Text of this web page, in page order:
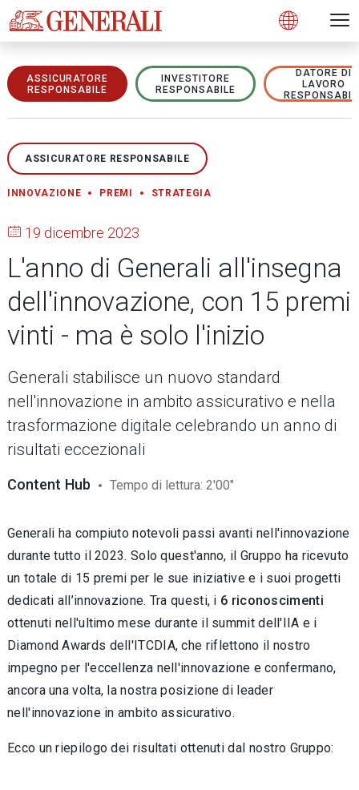
Open
ASSICURATORE
RESPONSABILE
INVESTITORE
RESPONSABILE
DATORE DI
LAVORO
ASSICURATORE RESPONSABILE
INNOVAZIONE PREMI STRATEGIA
19 dicembre 2023
L'anno di Generali all'insegna
dell'innovazione, con 15 premi
vinti - ma è solo l'inizio
Generali stabilisce un nuovo standard
nell'innovazione in ambito assicurativo e nella
trasformazione digitale celebrando un anno di
risultati eccezionali
Content Hub Tempo di lettura: 2'00"
Generali ha compiuto notevoli passi avanti nell'innovazione
durante tutto il 2023. Solo quest'anno, il Gruppo ha ricevuto
un totale di 15 premi per le sue iniziative e i suoi progetti
dedicati all’innovazione. Tra questi, i 6 riconoscimenti
ottenuti nell'ultimo mese durante il summit dell'IIA e i
Diamond Awards dell'ITCDIA, che riflettono il nostro
impegno per l'eccellenza nell'innovazione e confermano,
ancora una volta, la nostra posizione di leader
nell'innovazione in ambito assicurativo.
Ecco un riepilogo dei risultati ottenuti dal nostro Gruppo: